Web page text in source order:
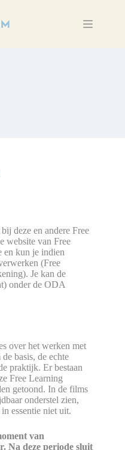
deze en andere Free
website van Free
en kun je indien
(Free
Je kan de
onder de ODA
over het werken met
basis, de echte
praktijk. Er bestaan
Free Learning
getoond. In de films
onderstel zien,
essentie niet uit.
van
Na deze periode sluit